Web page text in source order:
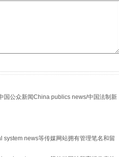
国公众新闻China publics news/中国法制新
news等传媒网站拥有管理笔名和留